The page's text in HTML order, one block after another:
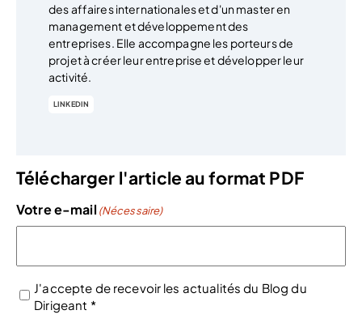
des affaires internationales et d'un master en
management et développement des
entreprises. Elle accompagne les porteurs de
projet à créer leur entreprise et développer leur
activité.
LINKEDIN
Télécharger l'article au format PDF
Votre e-mail (Nécessaire)
(Nécessaire)
J'accepte de recevoir les actualités du Blog du
Dirigeant *